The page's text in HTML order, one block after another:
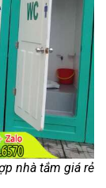
nhà tắm giá rẻ